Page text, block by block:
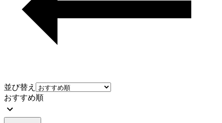
並び替え
おすすめ順